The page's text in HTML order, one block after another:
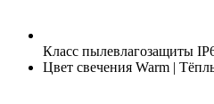
Класс пылевлагозащиты
Цвет свечения Warm |